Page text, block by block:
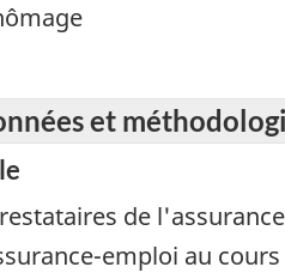
et
de
emploi au